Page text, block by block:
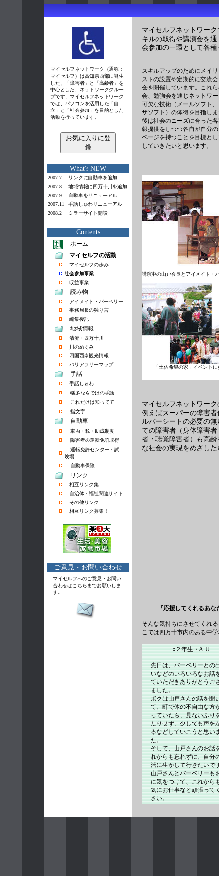
マイセルフネットワーク（通称：
マイセルフ）は高知県西部に誕生
した、「障害者」と「高齢者」を
中心とした、ネットワークグルー
プです。マイセルフネットワーク
では、パソコンを活用した「自
立」と「社会参加」を目的とした
活動を行っています。
お気に入りに登
録
What's NEW
2007.7
リンクに自動車を追加
2007.8
地域情報に四万十川を追加
2007.9
自動車をリニューアル
2007.11
手話しゅわリニューアル
2008.2
ミラーサイト 開設
Contents
ホーム
マイセルフの活動
マイセルフの歩み
社会参加事業
収益事業
読み物
アイメイト・バーベリー
事務局長の独り言
編集後記
地域情報
清流・四万十川
川のめぐみ
四国西南観光情報
バリアフリーマップ
手話
手話しゅわ
幡多ならではの手話
これだけは知ってて
指文字
自動車
車両・税・助成制度
障害者の運転免許取得
運転免許センター・試
験場
自動車保険
リンク
相互リンク集
自治体・福祉関連サイト
その他リンク
相互リンク募集！
ご意見・お問い合わせ
マイセルフへのご意見・お問い
合わせはこちらまでお願いしま
す。
マイセルフネットワー
キルの取得や講演会を
会参加の一環として各
スキルアップのためにメイ
ストの設置や定期的に交流
会を開催しています。これ
会、勉強会を通じネットワ
可欠な技術（メールソフト
ザソフト）の体得を目指し
後は社会のニーズに合った
報提供をしつつ各自が自分
ページを持つことを目標と
していきたいと思います。
講演中の山戸会長とアイメイト・
「土佐希望の家」イベントに
マイセルフネットワー
例えばスーパーの障害
ルバーシートの必要の
ての障害者（身体障害
者・聴覚障害者）も高
な社会の実現をめざし
『応援してくれるあ
そんな気持ちにさせてくれ
こでは四万十市内のある中
○２年生・A-U
先日は、バーベリーとの
いなどのいろいろなお話
ていただきありがとうご
ました。
ボクは山戸さんの話を聞
て、町で体の不自由な方
っていたら、見ないふり
たりせず、少しでも声を
るなどしていこうと思い
た。
そして、山戸さんのお話
れからも忘れずに、自分
活に生かして行きたいで
山戸さんとバーベリーも
に気をつけて、これから
気にお仕事など頑張って
さい。